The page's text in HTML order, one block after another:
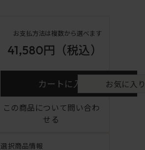
お支払方法は複数から選べます
41,580円 （税込）
カートに入れる お気に入
この商品について問い合わ
せる
選択商品情報